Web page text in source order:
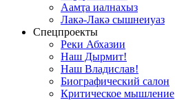
Аамҭа иалнахыз
Лакә-Лакә сышнеиуаз
Спецпроекты
Реки Абхазии
Наш Дырмит!
Наш Владислав!
Биографический салон
Критическое мышление